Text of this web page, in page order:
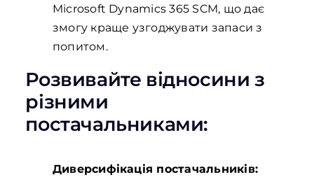
Microsoft Dynamics 365 SCM, що дає
змогу краще узгоджувати запаси з
попитом.
Розвивайте відносини з
різними
постачальниками:
Диверсифікація постачальників: